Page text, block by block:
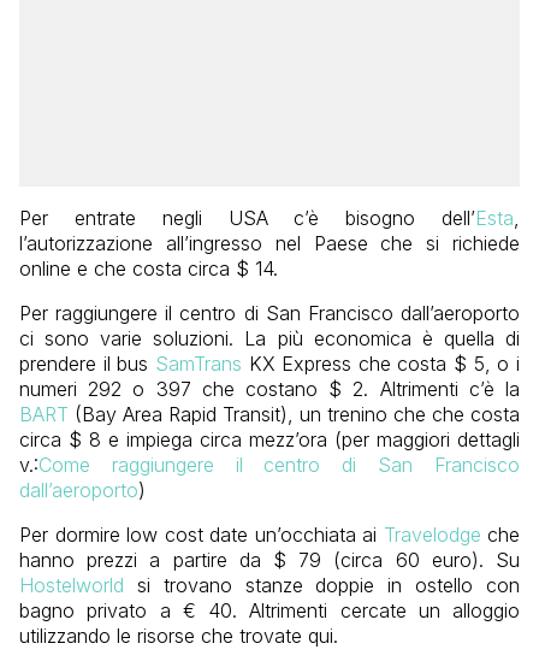
Per entrate negli USA c’è bisogno dell’Esta,
l’autorizzazione all’ingresso nel Paese che si richiede
online e che costa circa $ 14.
Per raggiungere il centro di San Francisco dall’aeroporto
ci sono varie soluzioni. La più economica è quella di
prendere il bus SamTrans KX Express che costa $ 5, o i
numeri 292 o 397 che costano $ 2. Altrimenti c’è la
BART (Bay Area Rapid Transit), un trenino che che costa
circa $ 8 e impiega circa mezz’ora (per maggiori dettagli
v.:Come raggiungere il centro di San Francisco
dall’aeroporto)
Per dormire low cost date un’occhiata ai Travelodge che
hanno prezzi a partire da $ 79 (circa 60 euro). Su
Hostelworld si trovano stanze doppie in ostello con
bagno privato a € 40. Altrimenti cercate un alloggio
utilizzando le risorse che trovate qui.